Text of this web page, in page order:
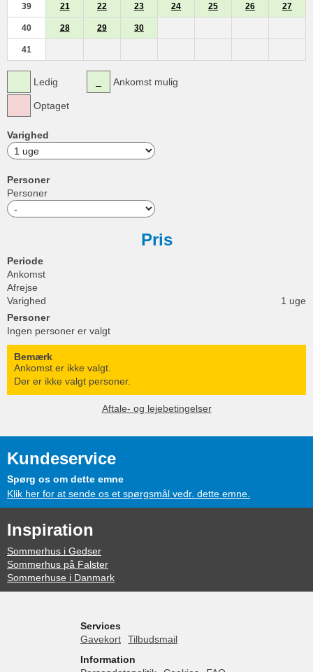
39 21 22 23 24 25 26 27
40 28 29 30
41
Ledig
Optaget
Ankomst mulig
Varighed
Personer
Personer
Pris
Periode
Ankomst
Afrejse
Varighed
1 uge
Personer
Ingen personer er valgt
Bemærk
Ankomst er ikke valgt.
Der er ikke valgt personer.
Aftale- og lejebetingelser
Kundeservice
Spørg os om dette emne
Klik her for at sende os et spørgsmål vedr. dette emne.
Inspiration
Sommerhus i Gedser
Sommerhus på Falster
Sommerhuse i Danmark
Services
Gavekort
Tilbudsmail
Information